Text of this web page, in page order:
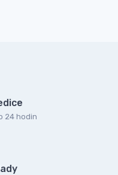
24 hodin